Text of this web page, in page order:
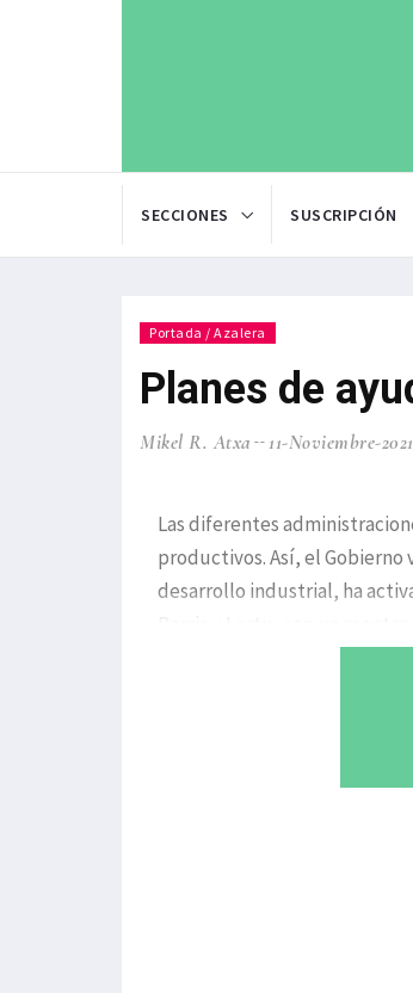
SECCIONES SUSCRIPCIÓN
Portada / Azalera
Planes de
Mikel R. Atxa 11-Noviembre-2021
Las diferentes
productivos. Así, el Gobierno
desarrollo industrial, ha